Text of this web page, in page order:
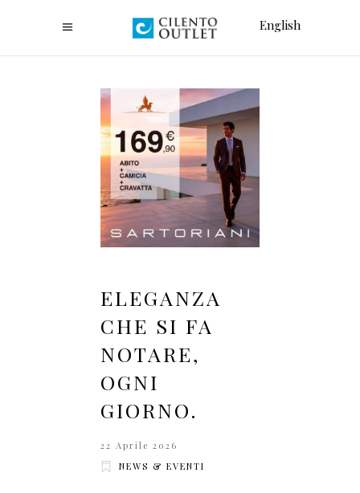
English
ELEGANZA
CHE SI FA
NOTARE,
OGNI
GIORNO.
22 Aprile 2026
NEWS & EVENTI